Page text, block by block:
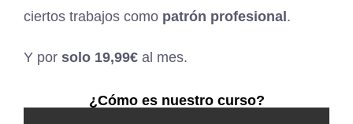
ciertos trabajos como patrón profesional .
Y por solo 19,99€ al mes.
¿Cómo es nuestro curso?